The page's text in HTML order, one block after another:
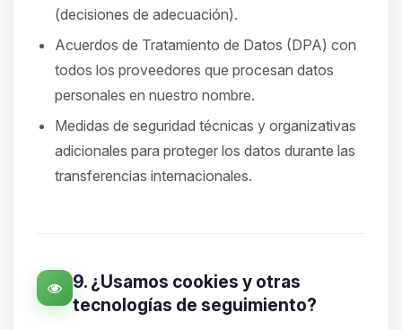
(decisiones de adecuación).
Acuerdos de Tratamiento de Datos (DPA) con
todos los proveedores que procesan datos
personales en nuestro nombre.
Medidas de seguridad técnicas y organizativas
adicionales para proteger los datos durante las
transferencias internacionales.
9. ¿Usamos cookies y otras
tecnologías de seguimiento?